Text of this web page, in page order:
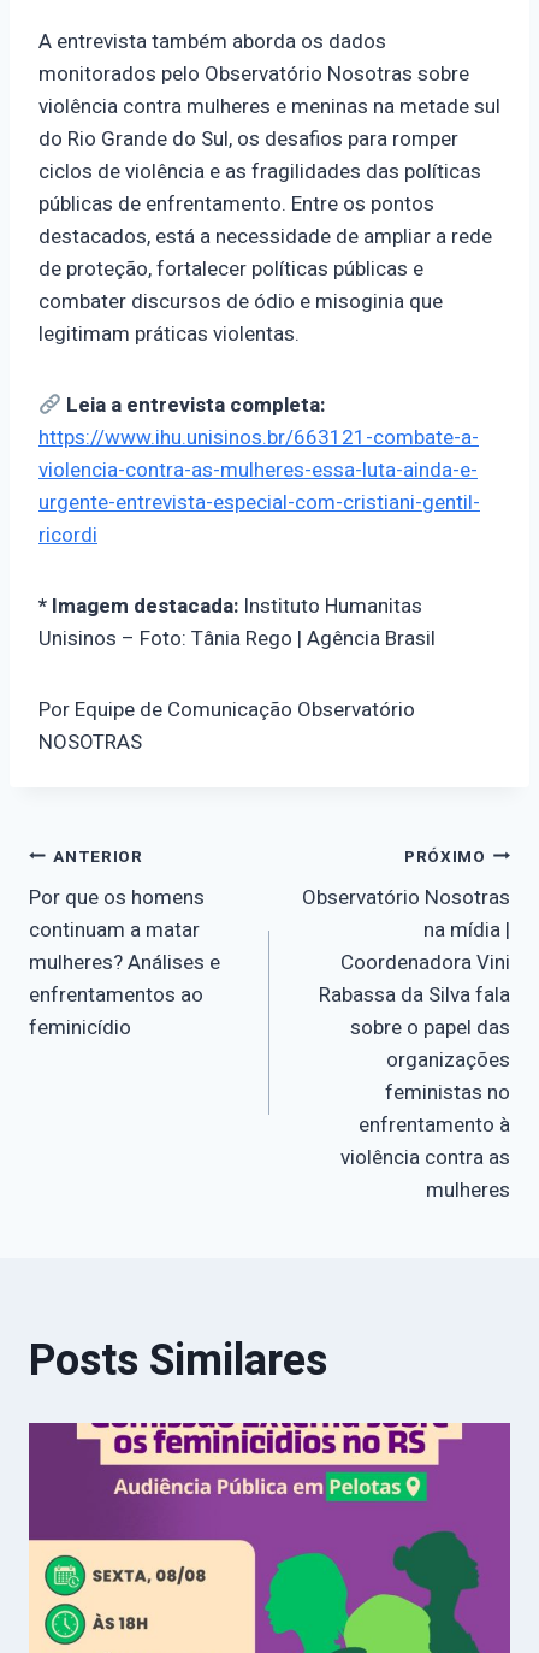
A entrevista também aborda os dados
monitorados pelo Observatório Nosotras sobre
violência contra mulheres e meninas na metade sul
do Rio Grande do Sul, os desafios para romper
ciclos de violência e as fragilidades das políticas
públicas de enfrentamento. Entre os pontos
destacados, está a necessidade de ampliar a rede
de proteção, fortalecer políticas públicas e
combater discursos de ódio e misoginia que
legitimam práticas violentas.
Leia a entrevista completa:
https://www.ihu.unisinos.br/663121-combate-a-
violencia-contra-as-mulheres-essa-luta-ainda-e-
urgente-entrevista-especial-com-cristiani-gentil-
ricordi
* Imagem destacada: Instituto Humanitas
Unisinos – Foto: Tânia Rego | Agência Brasil
Por Equipe de Comunicação Observatório
NOSOTRAS
Navegação
de
Post
ANTERIOR
Por que os homens
continuam a matar
mulheres? Análises e
enfrentamentos ao
feminicídio
PRÓXIMO
Observatório Nosotras
na mídia |
Coordenadora Vini
Rabassa da Silva fala
sobre o papel das
organizações
feministas no
enfrentamento à
violência contra as
mulheres
Posts Similares